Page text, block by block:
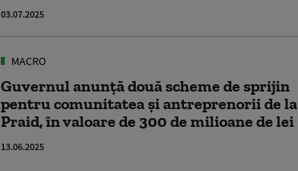
03.07.2025
MACRO
Guvernul anunță două scheme de sprijin
pentru comunitatea și antreprenorii de la
Praid, în valoare de 300 de milioane de lei
13.06.2025